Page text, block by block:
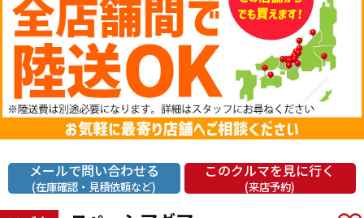
メールで問い合わせる
(在庫確認・見積依頼など)
このクルマを見に行く
(来店予約)